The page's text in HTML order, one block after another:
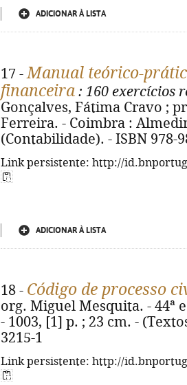
ADICIONAR À LISTA
17 -Manual teórico-
financeira : 160 exercícios
Gonçalves, Fátima Cravo ;
Ferreira. - Coimbra :
(Contabilidade). - ISBN 978-
Link persistente: http://
ADICIONAR À LISTA
18 - Código de processo
org. Miguel Mesquita. - 44ª
- 1003, [1] p. ; 23 cm. -
3215-1
Link persistente: http://